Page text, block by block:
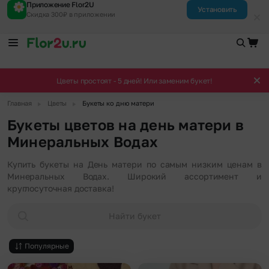
Приложение Flor2U
Скидка 300₽ в приложении
Установить
Цветы простоят - 5 дней! Или заменим букет!
Главная Цветы Букеты ко дню матери
Букеты цветов на день матери в
Минеральных Водах
Купить букеты на День матери по самым низким ценам в
Минеральных Водах. Широкий ассортимент и
круглосуточная доставка!
Найти букет
Популярные